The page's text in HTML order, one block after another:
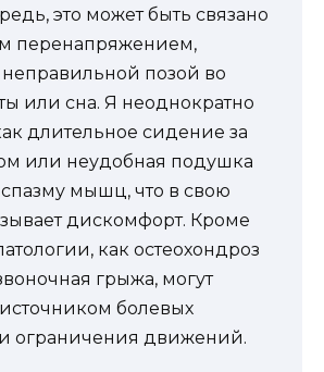
это может быть связано
перенапряжением,
позой во
или сна. Я неоднократно
длительное сидение за
или неудобная подушка
мышц, что в свою
дискомфорт. Кроме
как остеохондроз
грыжа, могут
источником болевых
ограничения движений.